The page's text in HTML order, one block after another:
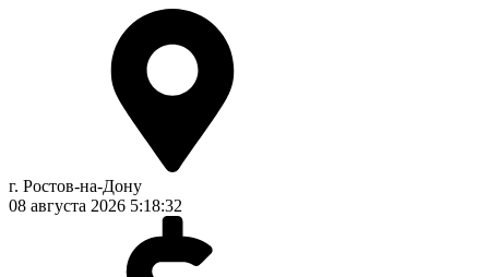
г. Ростов-на-Дону
08 августа 2026 5:18:33